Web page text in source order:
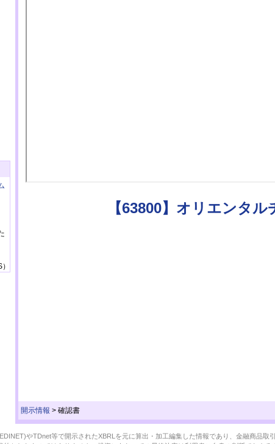
【63800】オリエンタ
開示情報 > 確認書
やTDnet等で開示されたXBRLを元に算出・加工編集した情報であり、金融商品取